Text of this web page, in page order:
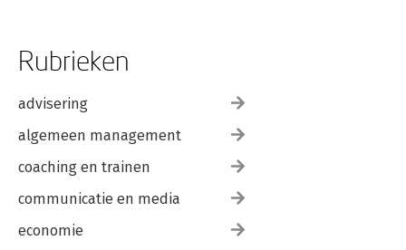
Rubrieken
advisering
algemeen management
coaching en trainen
communicatie en media
economie